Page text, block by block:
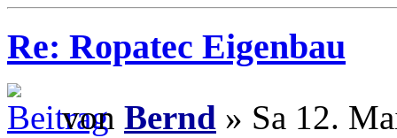
Re: Ropatec Eigenbau
von Bernd » Sa 12.